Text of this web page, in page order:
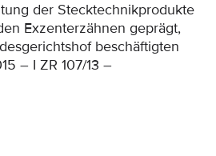
der Stecktechnikprodukte
Exzenterzähnen geprägt,
beschäftigten
– I ZR 107/13 –